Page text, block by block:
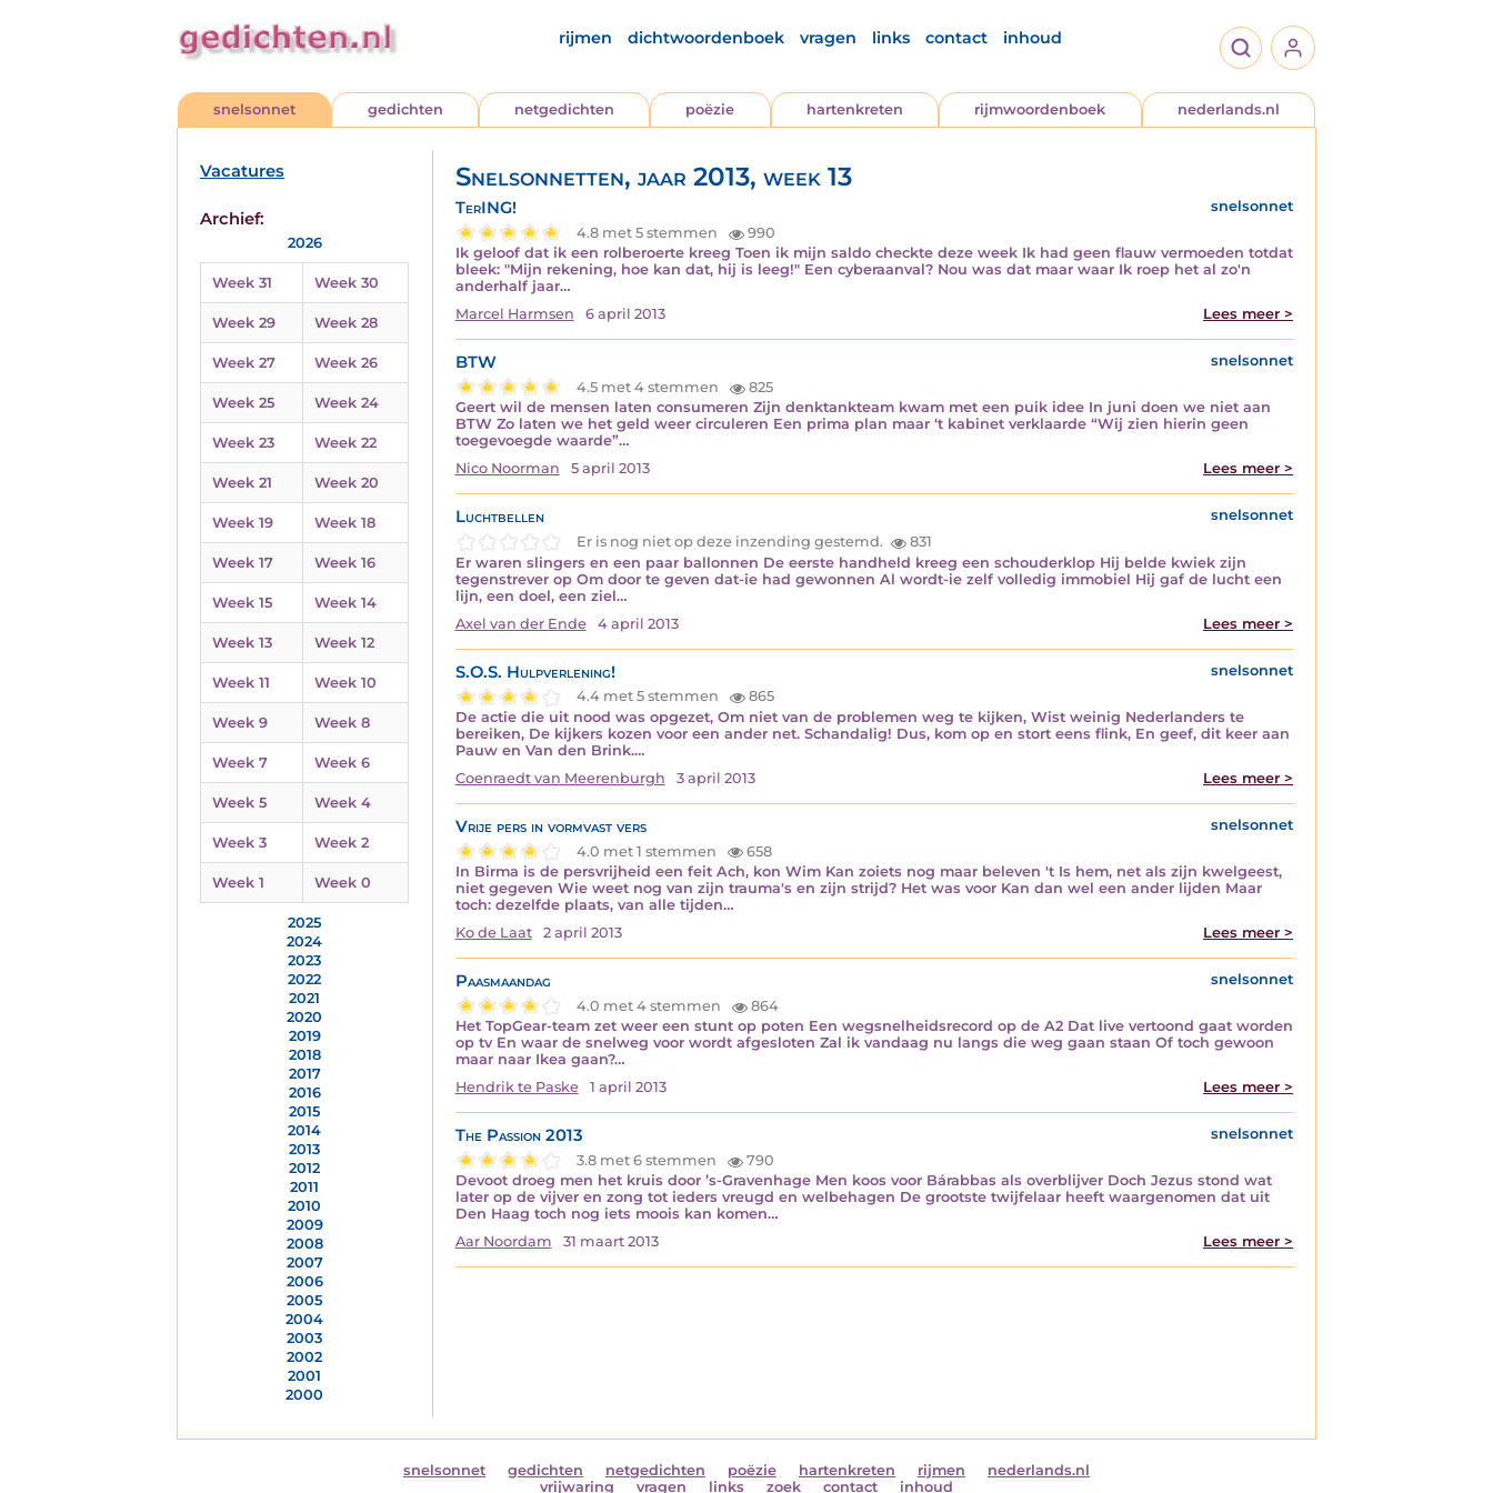
rijmen dichtwoordenboek vragen links contact inhoud
snelsonnet gedichten netgedichten poëzie hartenkreten rijmwoordenboek nederlands.nl
Vacatures
Archief:
2026
Week 31 Week 30
Week 29 Week 28
Week 27 Week 26
Week 25 Week 24
Week 23 Week 22
Week 21 Week 20
Week 19 Week 18
Week 17 Week 16
Week 15 Week 14
Week 13 Week 12
Week 11 Week 10
Week 9 Week 8
Week 7 Week 6
Week 5 Week 4
Week 3 Week 2
Week 1 Week 0
2025
2024
2023
2022
2021
2020
2019
2018
2017
2016
2015
2014
2013
2012
2011
2010
2009
2008
2007
2006
2005
2004
2003
2002
2001
2000
Snelsonnetten, jaar 2013, week 13
TerING!
snelsonnet
4.8 met 5 stemmen
990
Ik geloof dat ik een rolberoerte kreeg Toen ik mijn saldo checkte deze week Ik had geen flauw vermoeden totdat
bleek: "Mijn rekening, hoe kan dat, hij is leeg!" Een cyberaanval? Nou was dat maar waar Ik roep het al zo'n
anderhalf jaar…
Marcel Harmsen
6 april 2013 Lees meer >
BTW
snelsonnet
4.5 met 4 stemmen
825
Geert wil de mensen laten consumeren Zijn denktankteam kwam met een puik idee In juni doen we niet aan
BTW Zo laten we het geld weer circuleren Een prima plan maar ‘t kabinet verklaarde “Wij zien hierin geen
toegevoegde waarde”…
Nico Noorman
5 april 2013 Lees meer >
Luchtbellen
snelsonnet
Er is nog niet op deze inzending gestemd.
831
Er waren slingers en een paar ballonnen De eerste handheld kreeg een schouderklop Hij belde kwiek zijn
tegenstrever op Om door te geven dat-ie had gewonnen Al wordt-ie zelf volledig immobiel Hij gaf de lucht een
lijn, een doel, een ziel…
Axel van der Ende
4 april 2013 Lees meer >
S.O.S. Hulpverlening!
snelsonnet
4.4 met 5 stemmen
865
De actie die uit nood was opgezet, Om niet van de problemen weg te kijken, Wist weinig Nederlanders te
bereiken, De kijkers kozen voor een ander net. Schandalig! Dus, kom op en stort eens flink, En geef, dit keer aan
Pauw en Van den Brink.…
Coenraedt van Meerenburgh
3 april 2013 Lees meer >
Vrije pers in vormvast vers
snelsonnet
4.0 met 1 stemmen
658
In Birma is de persvrijheid een feit Ach, kon Wim Kan zoiets nog maar beleven 't Is hem, net als zijn kwelgeest,
niet gegeven Wie weet nog van zijn trauma's en zijn strijd? Het was voor Kan dan wel een ander lijden Maar
toch: dezelfde plaats, van alle tijden…
Ko de Laat
2 april 2013 Lees meer >
Paasmaandag
snelsonnet
4.0 met 4 stemmen
864
Het TopGear-team zet weer een stunt op poten Een wegsnelheidsrecord op de A2 Dat live vertoond gaat worden
op tv En waar de snelweg voor wordt afgesloten Zal ik vandaag nu langs die weg gaan staan Of toch gewoon
maar naar Ikea gaan?…
Hendrik te Paske
1 april 2013 Lees meer >
The Passion 2013
snelsonnet
3.8 met 6 stemmen
790
Devoot droeg men het kruis door ’s-Gravenhage Men koos voor Bárabbas als overblijver Doch Jezus stond wat
later op de vijver en zong tot ieders vreugd en welbehagen De grootste twijfelaar heeft waargenomen dat uit
Den Haag toch nog iets moois kan komen…
Aar Noordam
31 maart 2013 Lees meer >
snelsonnet gedichten netgedichten poëzie hartenkreten rijmen
nederlands.nl
vrijwaring
vragen links zoek contact inhoud